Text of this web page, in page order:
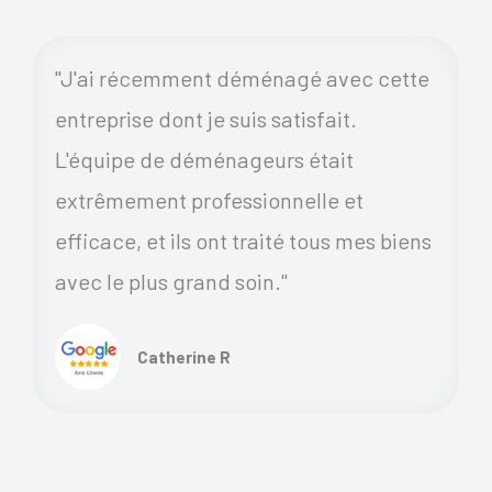
"J'ai récemment déménagé avec cette
entreprise dont je suis satisfait.
L'équipe de déménageurs était
extrêmement professionnelle et
efficace, et ils ont traité tous mes biens
avec le plus grand soin."
Catherine R